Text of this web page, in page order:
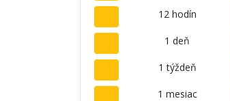
12 hodín
1 deň
1 týždeň
1 mesiac